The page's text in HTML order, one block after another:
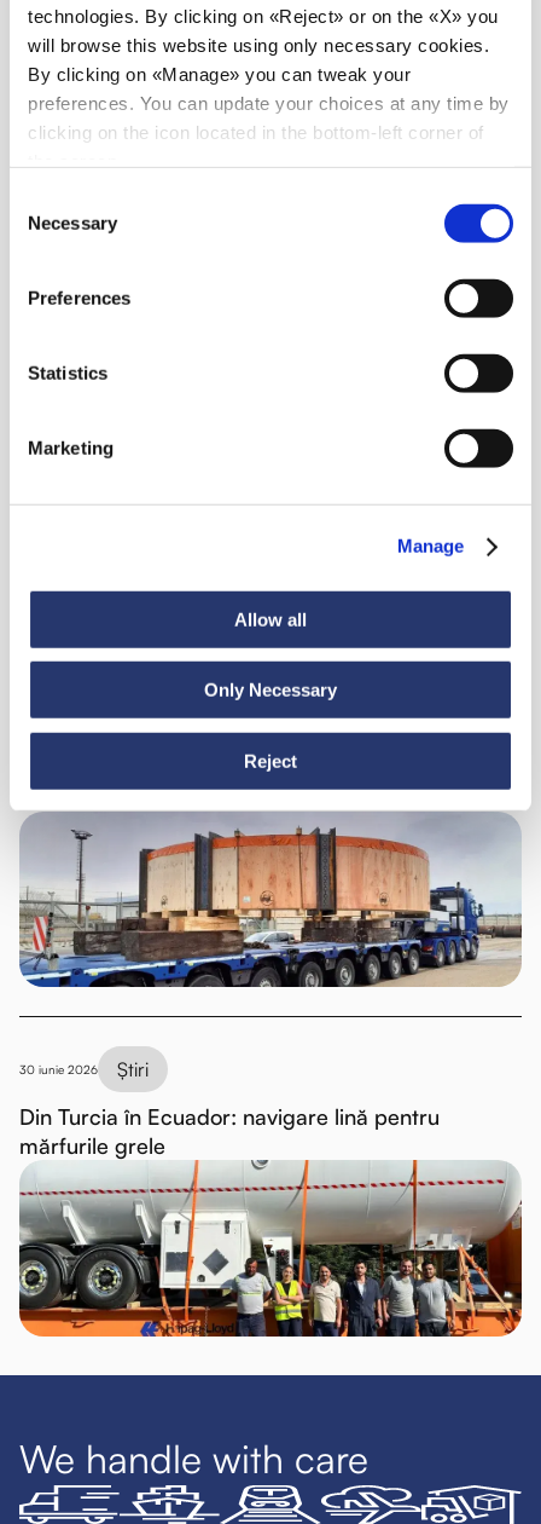
technologies. By clicking on «Reject» or on the «X» you
will browse this website using only necessary cookies.
By clicking on «Manage» you can tweak your
preferences. You can update your choices at any time by
clicking on the icon located in the bottom-left corner of
Selection
Necessary
Preferences
Statistics
Marketing
Manage
Allow all
Only Necessary
Reject
Noutăți
98 de tone de oțel din Italia în India
30 iunie 2026 Știri
Din Turcia în Ecuador: navigare lină pentru
mărfurile grele
We handle with care